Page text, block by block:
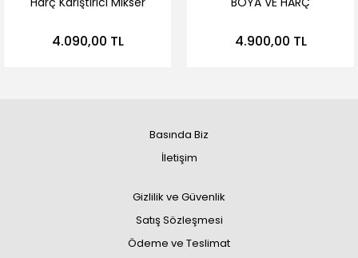
4.090,00 TL 4.900,00 TL
Basında Biz
İletişim
Gizlilik ve Güvenlik
Satış Sözleşmesi
Ödeme ve Teslimat